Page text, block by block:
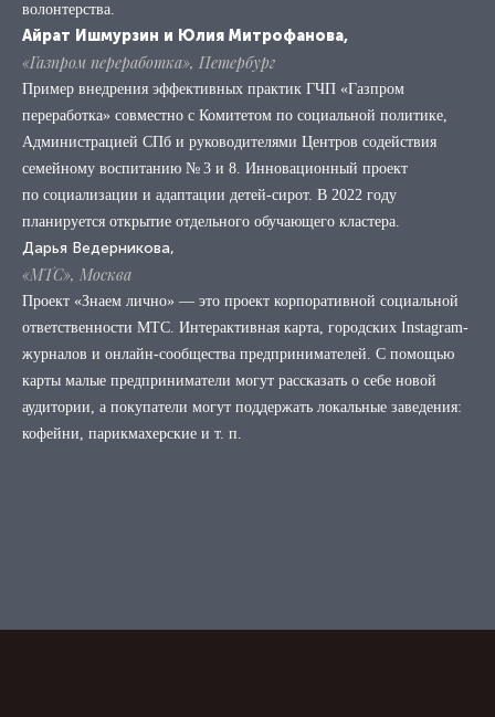
волонтерства.
Айрат Ишмурзин и Юлия Митрофанова,
«Газпром переработка», Петербург
Пример внедрения эффективных практик ГЧП «Газпром
переработка» совместно с Комитетом по социальной политике,
Администрацией СПб и руководителями Центров содействия
семейному воспитанию № 3 и 8. Инновационный проект
по социализации и адаптации детей-сирот. В 2022 году
планируется открытие отдельного обучающего кластера.
Дарья Ведерникова,
«МТС», Москва
Проект «Знаем лично» — это проект корпоративной социальной
ответственности МТС. Интерактивная карта, городских Instagram-
журналов и онлайн-сообщества предпринимателей. С помощью
карты малые предприниматели могут рассказать о себе новой
аудитории, а покупатели могут поддержать локальные заведения:
кофейни, парикмахерские и т. п.